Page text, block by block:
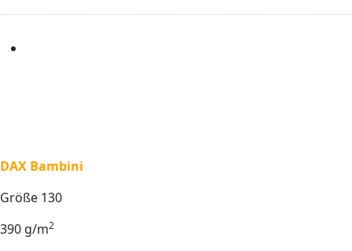
DAX Bambini
Größe 130
390 g/m2